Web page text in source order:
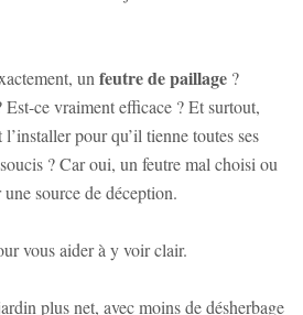
un feutre de paillage ?
ce vraiment efficace ? Et surtout,
pour qu’il tienne toutes ses
? Car oui, un feutre mal choisi ou
source de déception.
vous aider à y voir clair.
plus net, avec moins de désherbage